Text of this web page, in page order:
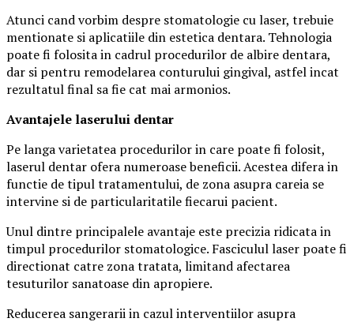
Atunci cand vorbim despre stomatologie cu laser, trebuie
mentionate si aplicatiile din estetica dentara. Tehnologia
poate fi folosita in cadrul procedurilor de albire dentara,
dar si pentru remodelarea conturului gingival, astfel incat
rezultatul final sa fie cat mai armonios.
Avantajele laserului dentar
Pe langa varietatea procedurilor in care poate fi folosit,
laserul dentar ofera numeroase beneficii. Acestea difera in
functie de tipul tratamentului, de zona asupra careia se
intervine si de particularitatile fiecarui pacient.
Unul dintre principalele avantaje este precizia ridicata in
timpul procedurilor stomatologice. Fasciculul laser poate fi
directionat catre zona tratata, limitand afectarea
tesuturilor sanatoase din apropiere.
Reducerea sangerarii in cazul interventiilor asupra